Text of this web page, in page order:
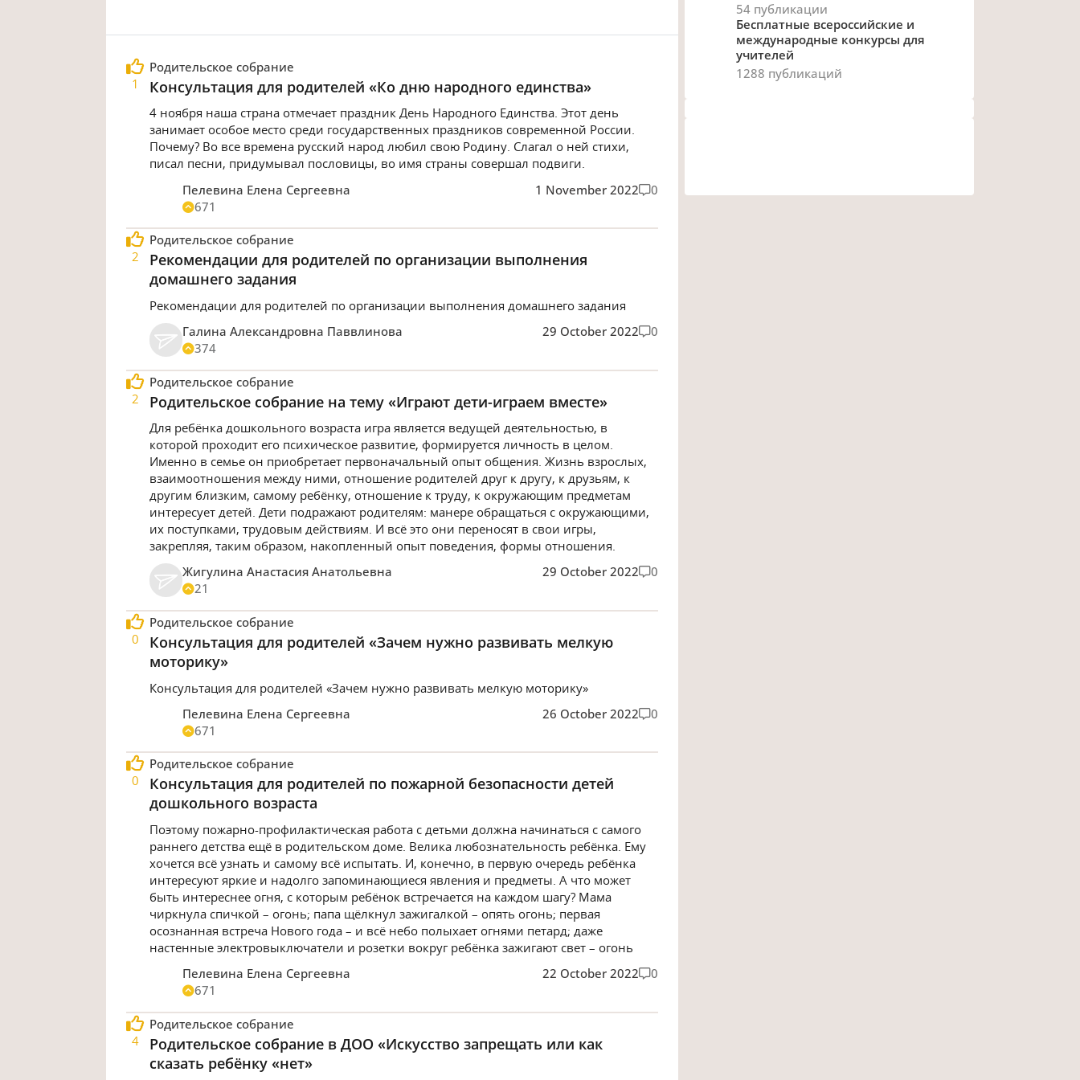
1
Родительское собрание
Консультация для родителей «Ко дню народного единства»
4 ноября наша страна отмечает праздник День Народного Единства. Этот день
занимает особое место среди государственных праздников современной России.
Почему? Во все времена русский народ любил свою Родину. Слагал о ней стихи,
писал песни, придумывал пословицы, во имя страны совершал подвиги.
Пелевина Елена Сергеевна
671
1 November 2022 0
2
Родительское собрание
Рекомендации для родителей по организации выполнения
домашнего задания
Рекомендации для родителей по организации выполнения домашнего задания
Галина Александровна Паввлинова
374
29 October 2022 0
2
Родительское собрание
Родительское собрание на тему «Играют дети-играем вместе»
Для ребёнка дошкольного возраста игра является ведущей деятельностью, в
которой проходит его психическое развитие, формируется личность в целом.
Именно в семье он приобретает первоначальный опыт общения. Жизнь взрослых,
взаимоотношения между ними, отношение родителей друг к другу, к друзьям, к
другим близким, самому ребёнку, отношение к труду, к окружающим предметам
интересует детей. Дети подражают родителям: манере обращаться с окружающими,
их поступками, трудовым действиям. И всё это они переносят в свои игры,
закрепляя, таким образом, накопленный опыт поведения, формы отношения.
Жигулина Анастасия Анатольевна
21
29 October 2022 0
0
Родительское собрание
Консультация для родителей «Зачем нужно развивать мелкую
моторику»
Консультация для родителей «Зачем нужно развивать мелкую моторику»
Пелевина Елена Сергеевна
671
26 October 2022 0
0
Родительское собрание
Консультация для родителей по пожарной безопасности детей
дошкольного возраста
Поэтому пожарно-профилактическая работа с детьми должна начинаться с самого
раннего детства ещё в родительском доме. Велика любознательность ребёнка. Ему
хочется всё узнать и самому всё испытать. И, конечно, в первую очередь ребёнка
интересуют яркие и надолго запоминающиеся явления и предметы. А что может
быть интереснее огня, с которым ребёнок встречается на каждом шагу? Мама
чиркнула спичкой – огонь; папа щёлкнул зажигалкой – опять огонь; первая
осознанная встреча Нового года – и всё небо полыхает огнями петард; даже
настенные электровыключатели и розетки вокруг ребёнка зажигают свет – огонь
Пелевина Елена Сергеевна
671
22 October 2022 0
4
Родительское собрание
Родительское собрание в ДОО «Искусство запрещать или как
сказать ребёнку «нет»
54 публикации
Бесплатные всероссийские и
международные конкурсы для
учителей
1288 публикаций